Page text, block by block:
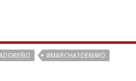
#MARCHA1DEMAYO